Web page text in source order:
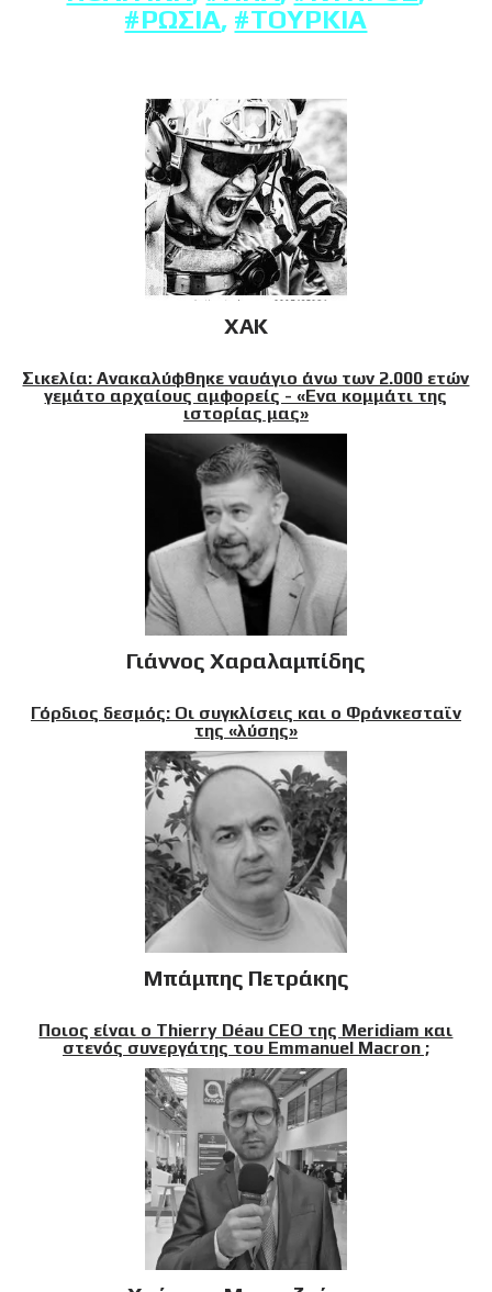
#ΡΩΣΊΑ, #ΤΟΥΡΚΊΑ
XAK
Σικελία: Ανακαλύφθηκε ναυάγιο άνω των 2.000 ετών
γεμάτο αρχαίους αμφορείς - «Ενα κομμάτι της
ιστορίας μας»
Γιάννος Χαραλαμπίδης
Γόρδιος δεσμός: Οι συγκλίσεις και ο Φράνκεσταϊν
της «λύσης»
Μπάμπης Πετράκης
Ποιος είναι ο Thierry Déau CEO της Meridiam και
στενός συνεργάτης του Emmanuel Macron ;